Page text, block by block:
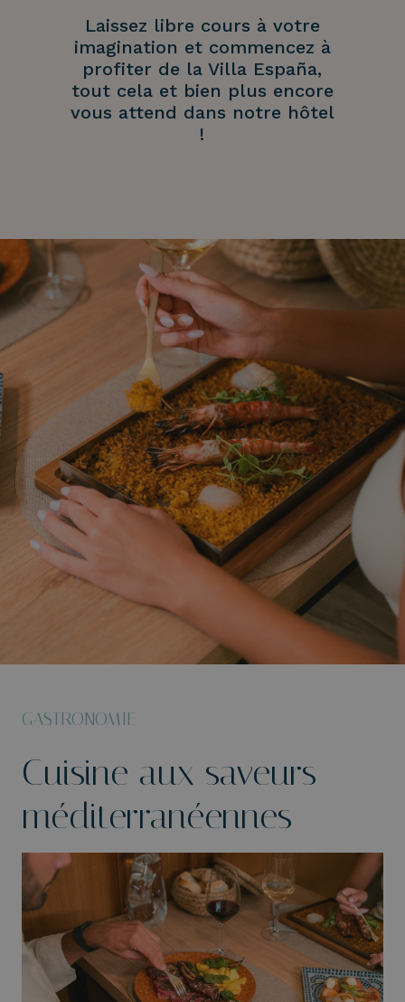
Laissez libre cours à votre
imagination et commencez à
profiter de la Villa España,
tout cela et bien plus encore
vous attend dans notre hôtel
!
GASTRONOMIE
Cuisine aux saveurs
méditerranéennes